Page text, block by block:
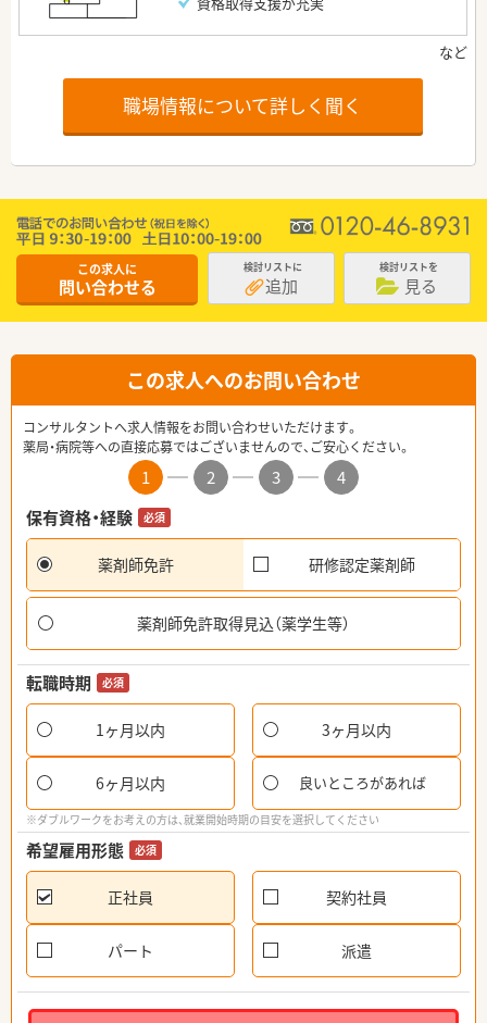
職場情報について詳しく聞く
この求人に
問い合わせる
検討リストに
追加
検討リストを
見る
この求人へのお問い合わせ
コンサルタントへ求人情報をお問い合わせいただけます。
薬局・病院等への直接応募ではございませんので、ご安心ください。
1 2 3
4
保有資格・経験
必須
薬剤師免許 研修認定薬剤師
薬剤師免許取得見込（薬学生等）
転職時期 必須
1ヶ月以内 3ヶ月以内
6ヶ月以内 良いところがあれば
※ダブルワークをお考えの方は、就業開始時期の目安を選択してください
希望雇用形態 必須
正社員 契約社員
パート 派遣